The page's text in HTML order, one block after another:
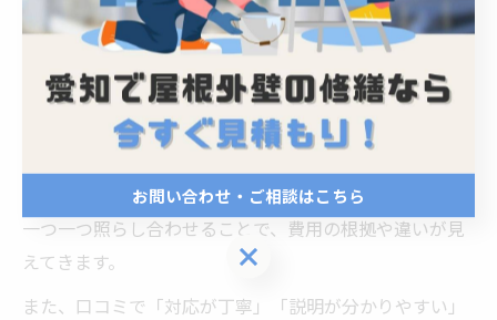
域ごとの業者の施工実績や口コミに注目することが、失
敗を防ぐ大きなポイントとなります。
複数の業者から見積もりを取得する際は、塗料の種類や
工事内容、保証内容まで細かくチェックし、内容を揃え
地処理の有無」など、見積もりに明記されている項目を
一つ一つ照らし合わせることで、費用の根拠や違いが見
えてきます。
また、口コミで「対応が丁寧」「説明が分かりやすい」
お問い合わせ・ご相談はこちら
お問い合わせ・ご相談はこちら